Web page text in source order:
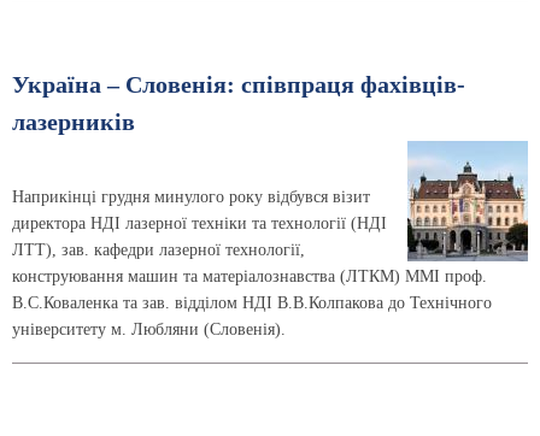
Україна – Словенія: співпраця фахівців-
лазерників
Наприкінці грудня минулого року відбувся візит
директора НДІ лазерної техніки та технології (НДІ
ЛТТ), зав. кафедри лазерної технології,
конструювання машин та матеріалознавства (ЛТКМ) ММІ проф.
В.С.Коваленка та зав. відділом НДІ В.В.Колпакова до Технічного
університету м. Любляни (Словенія).